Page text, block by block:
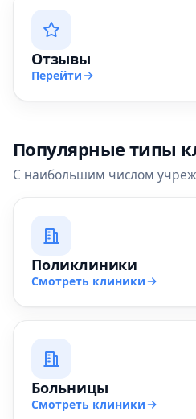
Отзывы
Перейти
Популярные типы
С наибольшим числом
Поликлиники
Смотреть клиники
Больницы
Смотреть клиники